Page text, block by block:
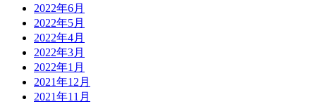
2022年6月
2022年5月
2022年4月
2022年3月
2022年1月
2021年12月
2021年11月